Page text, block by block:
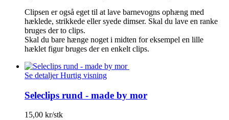
Clipsen er også eget til at lave barnevogns ophæng med
hæklede, strikkede eller syede dimser. Skal du lave en ranke
bruges der to clips.
Skal du bare hænge noget i midten for eksempel en lille
hæklet figur bruges der en enkelt clips.
Se detaljerHurtig visning
Seleclips rund - made by mor
15,00 kr/stk